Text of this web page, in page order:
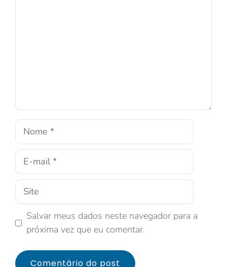
Salvar meus dados neste navegador para a
próxima vez que eu comentar.